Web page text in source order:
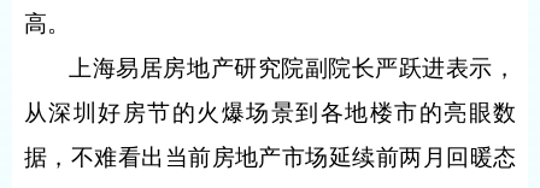
高。
上海易居房地产研究院副院长严跃进表示，
从深圳好房节的火爆场景到各地楼市的亮眼数
据，不难看出当前房地产市场延续前两月回暖态